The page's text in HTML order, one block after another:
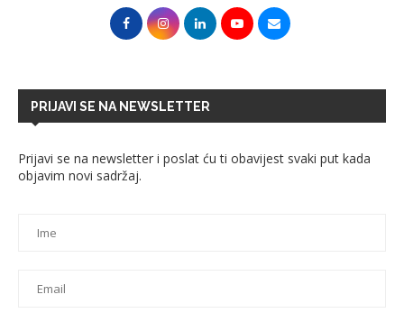
PRIJAVI SE NA NEWSLETTER
Prijavi se na newsletter i poslat ću ti obavijest svaki put kada
objavim novi sadržaj.